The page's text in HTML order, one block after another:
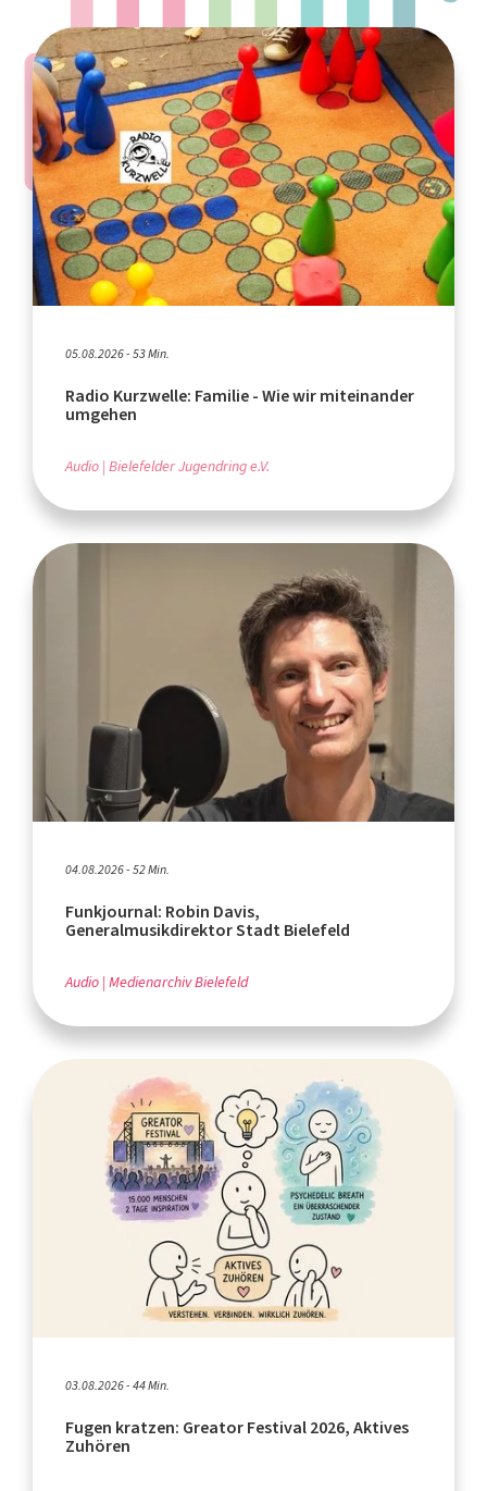
05.08.2026 - 53 Min.
Radio Kurzwelle: Familie - Wie wir miteinander
umgehen
Audio Bielefelder Jugendring e.V.
04.08.2026 - 52 Min.
Funkjournal: Robin Davis,
Generalmusikdirektor Stadt Bielefeld
Audio Medienarchiv Bielefeld
03.08.2026 - 44 Min.
Fugen kratzen: Greator Festival 2026, Aktives
Zuhören